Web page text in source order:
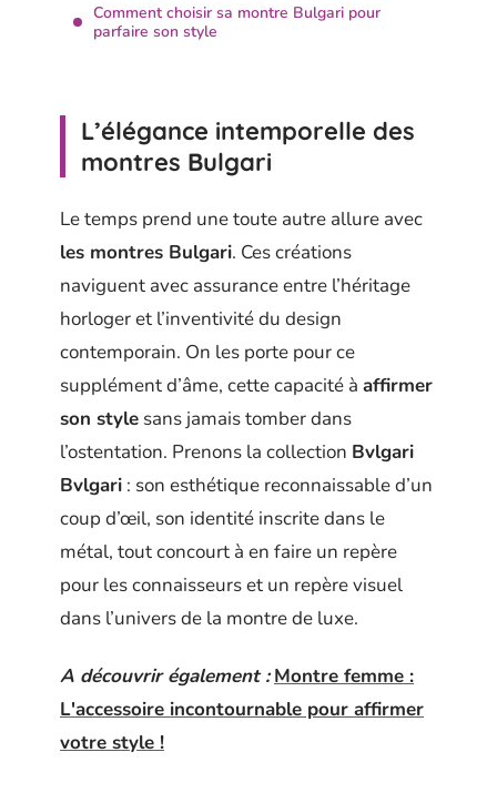
Comment choisir sa montre Bulgari pour
parfaire son style
L’élégance intemporelle des
montres Bulgari
Le temps prend une toute autre allure avec
les montres Bulgari. Ces créations
naviguent avec assurance entre l’héritage
horloger et l’inventivité du design
contemporain. On les porte pour ce
supplément d’âme, cette capacité à affirmer
son style sans jamais tomber dans
l’ostentation. Prenons la collection Bvlgari
Bvlgari : son esthétique reconnaissable d’un
coup d’œil, son identité inscrite dans le
métal, tout concourt à en faire un repère
pour les connaisseurs et un repère visuel
dans l’univers de la montre de luxe.
A découvrir également : Montre femme :
L'accessoire incontournable pour affirmer
votre style !